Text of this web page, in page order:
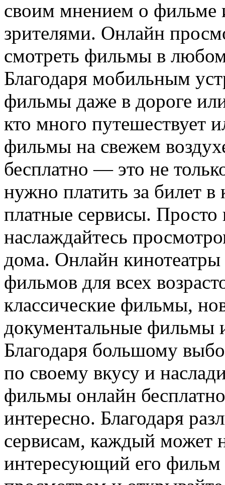
своим мнением о фильме
зрителями. Онлайн
смотреть фильмы в
Благодаря мобильным
фильмы даже в дороге
кто много путешествует
фильмы на свежем
бесплатно — это не
нужно платить за билет в
платные сервисы.
наслаждайтесь
дома. Онлайн
фильмов для всех
классические фильмы,
документальные фильмы
Благодаря большому
по своему вкусу и
фильмы онлайн
интересно. Благодаря
сервисам, каждый может
интересующий его